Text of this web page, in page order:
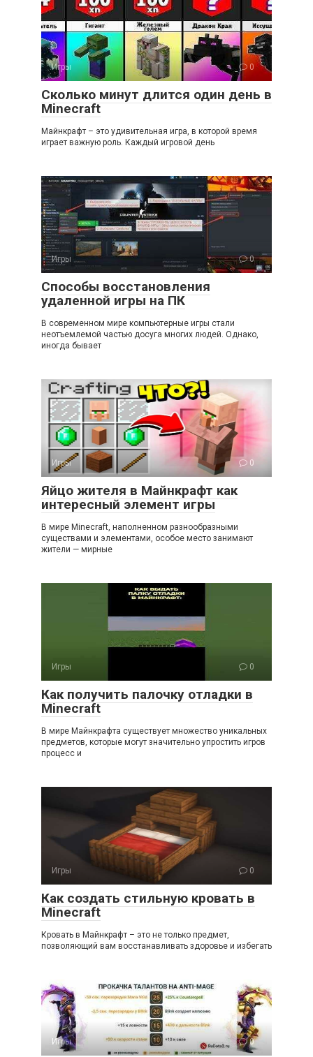
Игры 0
Сколько минут длится один день в
Minecraft
Майнкрафт – это удивительная игра, в которой время
играет важную роль. Каждый игровой день
Игры 0
Способы восстановления
удаленной игры на ПК
В современном мире компьютерные игры стали
неотъемлемой частью досуга многих людей. Однако,
иногда бывает
Игры 0
Яйцо жителя в Майнкрафт как
интересный элемент игры
В мире Minecraft, наполненном разнообразными
существами и элементами, особое место занимают
жители — мирные
Игры 0
Как получить палочку отладки в
Minecraft
В мире Майнкрафта существует множество уникальных
предметов, которые могут значительно упростить игров
процесс и
Игры 0
Как создать стильную кровать в
Minecraft
Кровать в Майнкрафт – это не только предмет,
позволяющий вам восстанавливать здоровье и избегать
Игры 0